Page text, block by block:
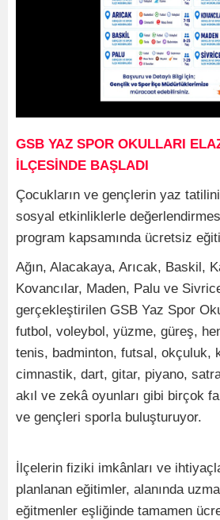
GSB YAZ SPOR OKULLARI
İLÇESİNDE BAŞLADI
Çocukların ve gençlerin yaz
sosyal etkinliklerle
program kapsamında ücretsiz
Ağın, Alacakaya, Arıcak, Baskil,
Kovancılar, Maden, Palu ve
gerçekleştirilen GSB Yaz Spor
futbol, voleybol, yüzme, güreş,
tenis, badminton, futsal, okçuluk,
cimnastik, dart, gitar, piyano,
akıl ve zekâ oyunları gibi birçok
ve gençleri sporla buluşturuyor.
İlçelerin fiziki imkânları ve
planlanan eğitimler, alanında
eğitmenler eşliğinde tamamen